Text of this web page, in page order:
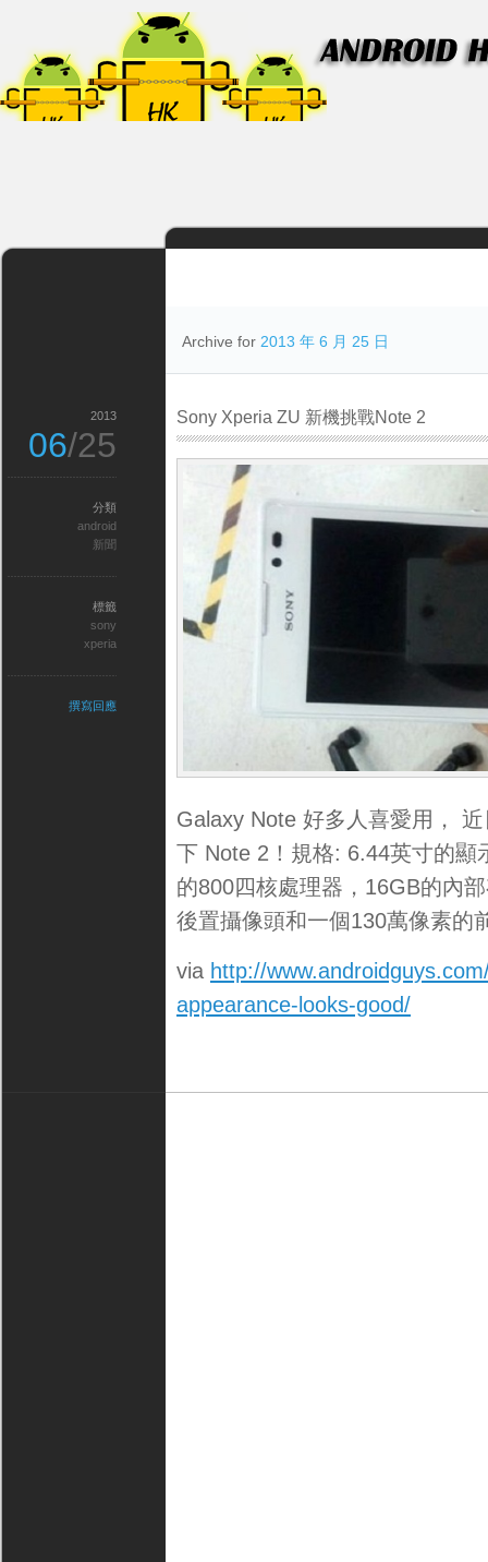
Archive for 2013 年 6 月 25 日
Sony Xperia ZU 新機挑戰Note 2
Galaxy Note 好多人喜愛用，
下 Note 2！規格: 6.44英寸的顯
的800四核處理器，16GB的內
後置攝像頭和一個130萬像素的
via http://
appearance-looks-good/
2013
06/25
分類
android
新聞
標籤
sony
xperia
撰寫回應